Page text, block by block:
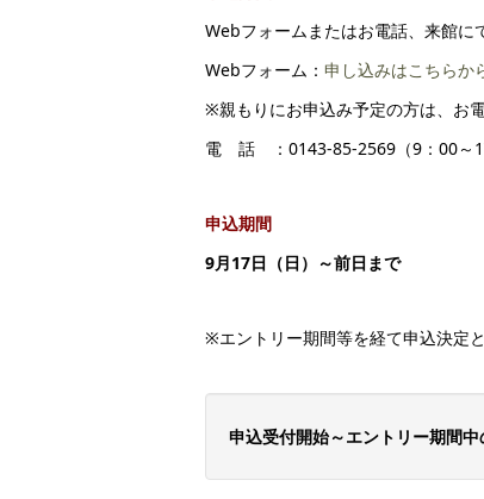
Webフォームまたはお電話、来館に
Webフォーム： 申し込みはこちらか
※親もりにお申込み予定の方は、お電
電 話 ：0143-85-2569（9：00～
申込期間
9月17日（日）～前日まで
※エントリー期間等を経て申込決定
申込受付開始～エントリー期間